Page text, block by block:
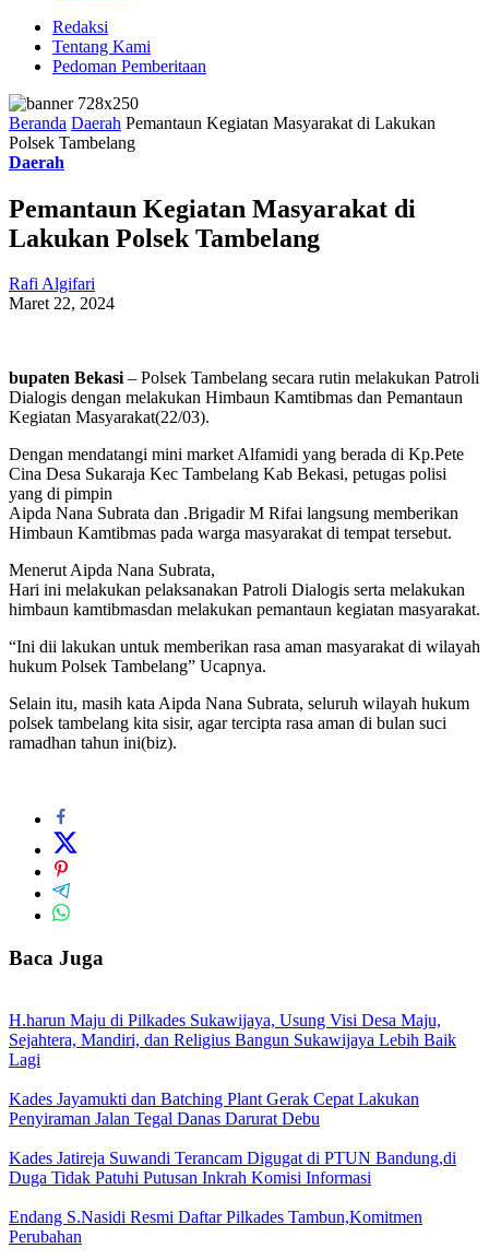
Redaksi
Tentang Kami
Pedoman Pemberitaan
Beranda Daerah Pemantaun Kegiatan Masyarakat di Lakukan
Polsek Tambelang
Daerah
Pemantaun Kegiatan Masyarakat di
Lakukan Polsek Tambelang
Rafi Algifari
Maret 22, 2024
bupaten Bekasi– Polsek Tambelang secara rutin melakukan Patroli
Dialogis dengan melakukan Himbaun Kamtibmas dan Pemantaun
Kegiatan Masyarakat(22/03).
Dengan mendatangi mini market Alfamidi yang berada di Kp.Pete
Cina Desa Sukaraja Kec Tambelang Kab Bekasi, petugas polisi
yang di pimpin
Aipda Nana Subrata dan .Brigadir M Rifai langsung memberikan
Himbaun Kamtibmas pada warga masyarakat di tempat tersebut.
Menerut Aipda Nana Subrata,
Hari ini melakukan pelaksanakan Patroli Dialogis serta melakukan
himbaun kamtibmasdan melakukan pemantaun kegiatan masyarakat.
“Ini dii lakukan untuk memberikan rasa aman masyarakat di wilayah
hukum Polsek Tambelang” Ucapnya.
Selain itu, masih kata Aipda Nana Subrata, seluruh wilayah hukum
polsek tambelang kita sisir, agar tercipta rasa aman di bulan suci
ramadhan tahun ini(biz).
Baca Juga
H.harun Maju di Pilkades Sukawijaya, Usung Visi Desa Maju,
Sejahtera, Mandiri, dan Religius Bangun Sukawijaya Lebih Baik
Lagi
Kades Jayamukti dan Batching Plant Gerak Cepat Lakukan
Penyiraman Jalan Tegal Danas Darurat Debu
Kades Jatireja Suwandi Terancam Digugat di PTUN Bandung,di
Duga Tidak Patuhi Putusan Inkrah Komisi Informasi
Endang S.Nasidi Resmi Daftar Pilkades Tambun,Komitmen
Perubahan